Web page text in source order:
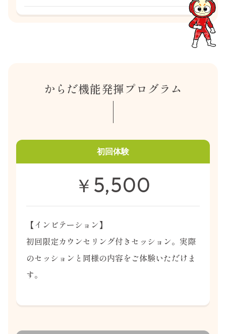
からだ機能発揮プログラム
初回体験
￥ 5,500
【インビテーション】
初回限定カウンセリング付きセッション。実際
のセッションと同様の内容をご体験いただけま
す。